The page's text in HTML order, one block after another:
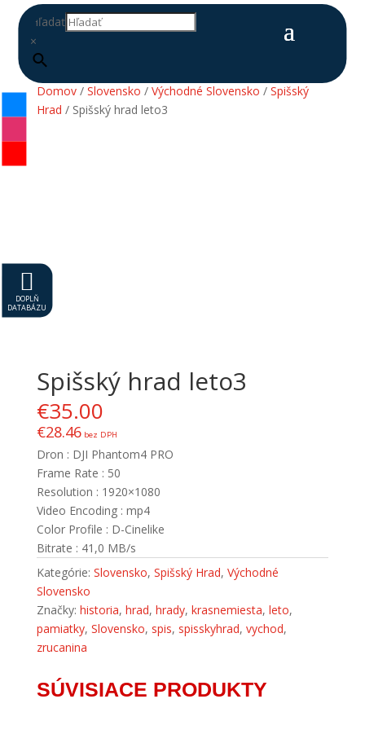
Hľadať
×

DOPLŇ
DATABÁZU
Domov/ Slovensko / Východné Slovensko / Spišský
Hrad / Spišský hrad leto3
Spišský hrad leto3
€35.00
€28.46bez DPH
Dron : DJI Phantom4 PRO
Frame Rate : 50
Resolution : 1920×1080
Video Encoding : mp4
Color Profile : D-Cinelike
Bitrate : 41,0 MB/s
Kategórie: Slovensko, Spišský Hrad, Východné
Slovensko
Značky: historia, hrad, hrady, krasnemiesta, leto,
pamiatky, Slovensko, spis, spisskyhrad, vychod,
zrucanina
SÚVISIACE PRODUKTY